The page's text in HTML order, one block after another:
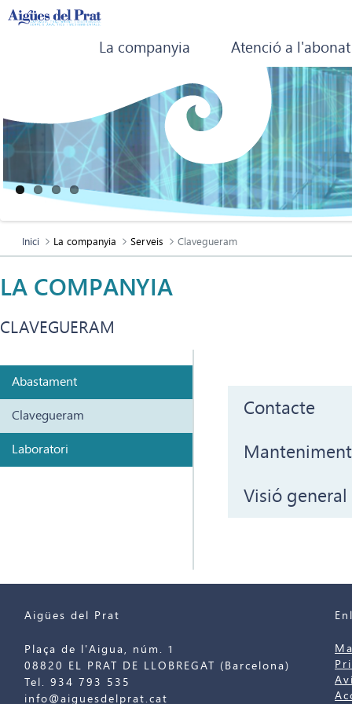
La companyia Atenció a l'abonat
Inici La companyia Serveis Clavegueram
LA COMPANYIA
CLAVEGUERAM
Abastament
Clavegueram
Laboratori
Contacte
Manteniment
Visió
Aigües del Prat
Plaça de l'Aigua, núm. 1
08820 EL PRAT DE LLOBREGAT (Barcelona)
Tel. 934 793 535
info@aiguesdelprat.cat